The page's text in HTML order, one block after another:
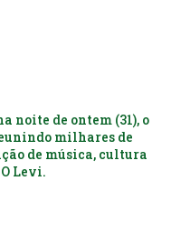
noite de ontem (31), o
milhares de
de música, cultura
Levi.